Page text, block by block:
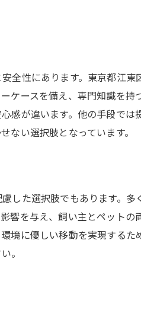
際に利用したオーナーの声
ットタクシーが提供する快適
ットタクシーがあるからでき
ットタクシーがライフスタイル
と一緒に江東区を巡るペットタ
ットタクシーで巡る江東区の
日に楽しむペットと一緒の小旅
ットタクシーで参加できるイベ
全性にあります。東京都江
ケースを備え、専門知識を
感が違います。他の手段で
ない選択肢となっています。
した選択肢でもあります。
響を与え、飼い主とペット
境に優しい移動を実現する
。